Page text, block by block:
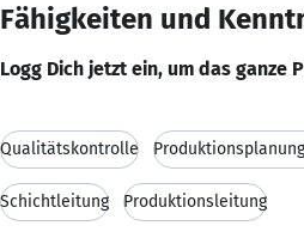
Fähigkeiten und
Logg Dich jetzt ein, um das ganze
Qualitätskontrolle
Schichtleitung Produktionsleitung